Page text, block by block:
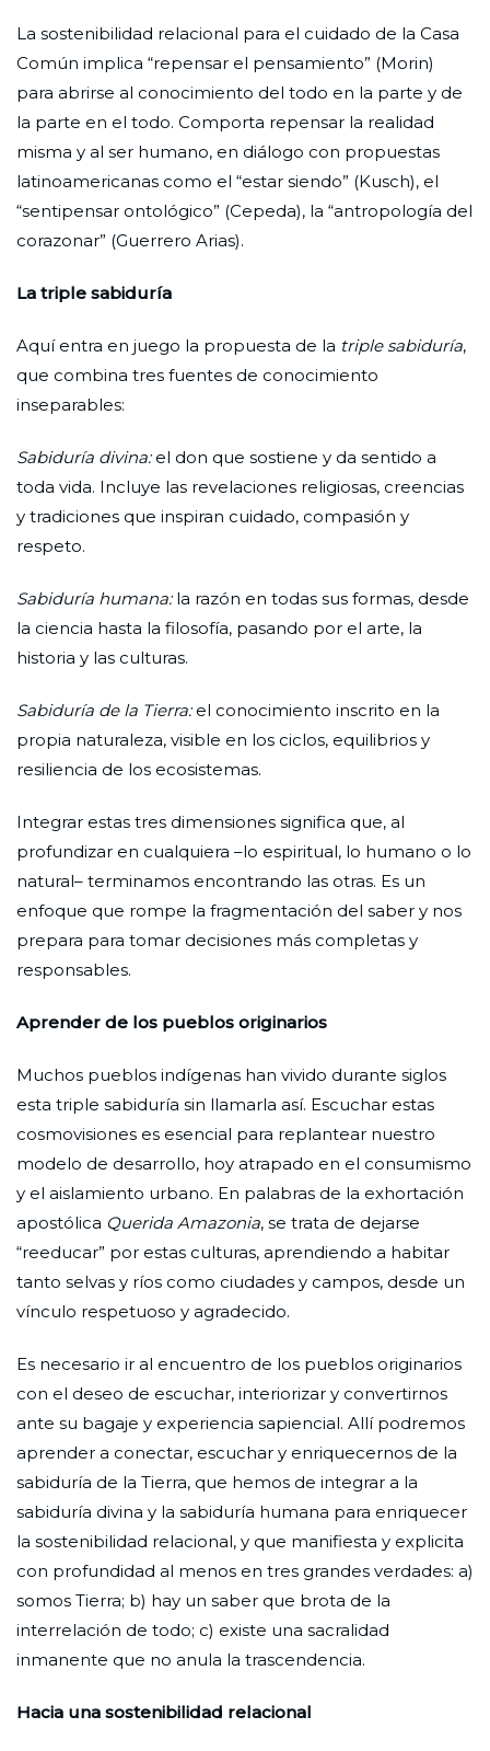
La sostenibilidad relacional para el cuidado de la Casa
Común implica “repensar el pensamiento” (Morin)
para abrirse al conocimiento del todo en la parte y de
la parte en el todo. Comporta repensar la realidad
misma y al ser humano, en diálogo con propuestas
latinoamericanas como el “estar siendo” (Kusch), el
“sentipensar ontológico” (Cepeda), la “antropología del
corazonar” (Guerrero Arias).
La triple sabiduría
Aquí entra en juego la propuesta de la triple sabiduría,
que combina tres fuentes de conocimiento
inseparables:
Sabiduría divina:el don que sostiene y da sentido a
toda vida. Incluye las revelaciones religiosas, creencias
y tradiciones que inspiran cuidado, compasión y
respeto.
Sabiduría humana:la razón en todas sus formas, desde
la ciencia hasta la filosofía, pasando por el arte, la
historia y las culturas.
Sabiduría de la Tierra:el conocimiento inscrito en la
propia naturaleza, visible en los ciclos, equilibrios y
resiliencia de los ecosistemas.
Integrar estas tres dimensiones significa que, al
profundizar en cualquiera –lo espiritual, lo humano o lo
natural– terminamos encontrando las otras. Es un
enfoque que rompe la fragmentación del saber y nos
prepara para tomar decisiones más completas y
responsables.
Aprender de los pueblos originarios
Muchos pueblos indígenas han vivido durante siglos
esta triple sabiduría sin llamarla así. Escuchar estas
cosmovisiones es esencial para replantear nuestro
modelo de desarrollo, hoy atrapado en el consumismo
y el aislamiento urbano. En palabras de la exhortación
apostólica Querida Amazonia, se trata de dejarse
“reeducar” por estas culturas, aprendiendo a habitar
tanto selvas y ríos como ciudades y campos, desde un
vínculo respetuoso y agradecido.
Es necesario ir al encuentro de los pueblos originarios
con el deseo de escuchar, interiorizar y convertirnos
ante su bagaje y experiencia sapiencial. Allí podremos
aprender a conectar, escuchar y enriquecernos de la
sabiduría de la Tierra, que hemos de integrar a la
sabiduría divina y la sabiduría humana para enriquecer
la sostenibilidad relacional, y que manifiesta y explicita
con profundidad al menos en tres grandes verdades: a)
somos Tierra; b) hay un saber que brota de la
interrelación de todo; c) existe una sacralidad
inmanente que no anula la trascendencia.
Hacia una sostenibilidad relacional